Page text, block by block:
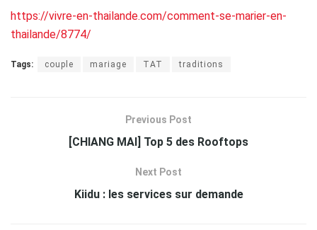
https://vivre-en-thailande.com/comment-se-marier-en-
thailande/8774/
Tags: couple mariage TAT traditions
Previous Post
[CHIANG MAI] Top 5 des Rooftops
Next Post
Kiidu : les services sur demande